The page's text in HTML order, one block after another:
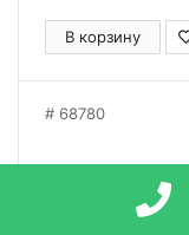
В корзину
68780